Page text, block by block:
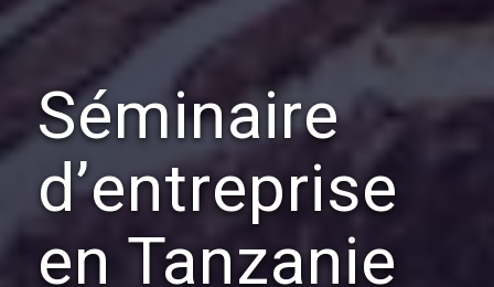
Séminaire
d’entreprise
en Tanzanie